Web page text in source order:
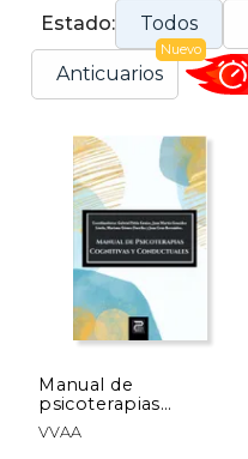
Estado: Todos
Anticuarios
Nuevo
Manual de
psicoterapias
cognitivas y
conductuales
VVAA